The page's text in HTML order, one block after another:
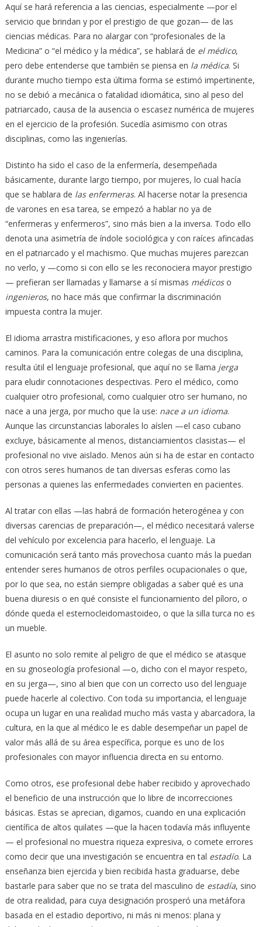
Aquí se hará referencia a las ciencias, especialmente —por el
servicio que brindan y por el prestigio de que gozan— de las
ciencias médicas. Para no alargar con “profesionales de la
Medicina” o “el médico y la médica”, se hablará de el médico,
pero debe entenderse que también se piensa en la médica. Si
durante mucho tiempo esta última forma se estimó impertinente,
no se debió a mecánica o fatalidad idiomática, sino al peso del
patriarcado, causa de la ausencia o escasez numérica de mujeres
en el ejercicio de la profesión. Sucedía asimismo con otras
disciplinas, como las ingenierías.
Distinto ha sido el caso de la enfermería, desempeñada
básicamente, durante largo tiempo, por mujeres, lo cual hacía
que se hablara de las enfermeras. Al hacerse notar la presencia
de varones en esa tarea, se empezó a hablar no ya de
“enfermeras y enfermeros”, sino más bien a la inversa. Todo ello
denota una asimetría de índole sociológica y con raíces afincadas
en el patriarcado y el machismo. Que muchas mujeres parezcan
no verlo, y —como si con ello se les reconociera mayor prestigio
— prefieran ser llamadas y llamarse a sí mismas médicoso
ingenieros, no hace más que confirmar la discriminación
impuesta contra la mujer.
El idioma arrastra mistificaciones, y eso aflora por muchos
caminos. Para la comunicación entre colegas de una disciplina,
resulta útil el lenguaje profesional, que aquí no se llama jerga
para eludir connotaciones despectivas. Pero el médico, como
cualquier otro profesional, como cualquier otro ser humano, no
nace a una jerga, por mucho que la use: nace a un idioma.
Aunque las circunstancias laborales lo aíslen —el caso cubano
excluye, básicamente al menos, distanciamientos clasistas— el
profesional no vive aislado. Menos aún si ha de estar en contacto
con otros seres humanos de tan diversas esferas como las
personas a quienes las enfermedades convierten en pacientes.
Al tratar con ellas —las habrá de formación heterogénea y con
diversas carencias de preparación—, el médico necesitará valerse
del vehículo por excelencia para hacerlo, el lenguaje. La
comunicación será tanto más provechosa cuanto más la puedan
entender seres humanos de otros perfiles ocupacionales o que,
por lo que sea, no están siempre obligadas a saber qué es una
buena diuresis o en qué consiste el funcionamiento del píloro, o
dónde queda el esternocleidomastoideo, o que la silla turca no es
un mueble.
El asunto no solo remite al peligro de que el médico se atasque
en su gnoseología profesional —o, dicho con el mayor respeto,
en su jerga—, sino al bien que con un correcto uso del lenguaje
puede hacerle al colectivo. Con toda su importancia, el lenguaje
ocupa un lugar en una realidad mucho más vasta y abarcadora, la
cultura, en la que al médico le es dable desempeñar un papel de
valor más allá de su área específica, porque es uno de los
profesionales con mayor influencia directa en su entorno.
Como otros, ese profesional debe haber recibido y aprovechado
el beneficio de una instrucción que lo libre de incorrecciones
básicas. Estas se aprecian, digamos, cuando en una explicación
científica de altos quilates —que la hacen todavía más influyente
— el profesional no muestra riqueza expresiva, o comete errores
como decir que una investigación se encuentra en tal estadío. La
enseñanza bien ejercida y bien recibida hasta graduarse, debe
bastarle para saber que no se trata del masculino de estadía, sino
de otra realidad, para cuya designación prosperó una metáfora
basada en el estadio deportivo, ni más ni menos: plana y